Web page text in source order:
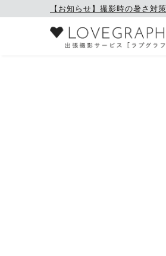
【お知らせ】撮影時の暑さ対